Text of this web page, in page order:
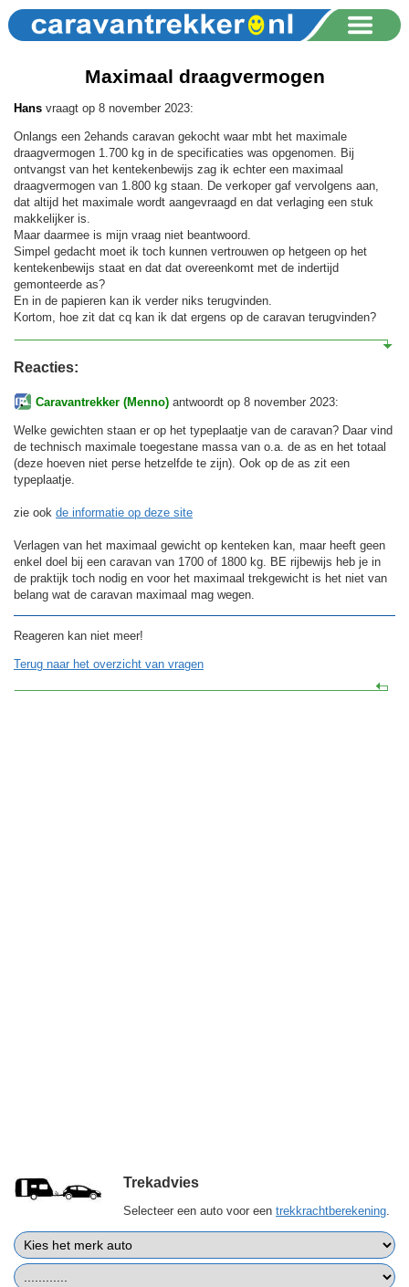
Maximaal draagvermogen
Hans vraagt op 8 november 2023:
Onlangs een 2ehands caravan gekocht waar mbt het maximale
draagvermogen 1.700 kg in de specificaties was opgenomen. Bij
ontvangst van het kentekenbewijs zag ik echter een maximaal
draagvermogen van 1.800 kg staan. De verkoper gaf vervolgens aan,
dat altijd het maximale wordt aangevraagd en dat verlaging een stuk
makkelijker is.
Maar daarmee is mijn vraag niet beantwoord.
Simpel gedacht moet ik toch kunnen vertrouwen op hetgeen op het
kentekenbewijs staat en dat dat overeenkomt met de indertijd
gemonteerde as?
En in de papieren kan ik verder niks terugvinden.
Kortom, hoe zit dat cq kan ik dat ergens op de caravan terugvinden?
Reacties:
Caravantrekker (Menno) antwoordt op 8 november 2023:
Welke gewichten staan er op het typeplaatje van de caravan? Daar vind
de technisch maximale toegestane massa van o.a. de as en het totaal
(deze hoeven niet perse hetzelfde te zijn). Ook op de as zit een
typeplaatje.
zie ook de informatie op deze site
Verlagen van het maximaal gewicht op kenteken kan, maar heeft geen
enkel doel bij een caravan van 1700 of 1800 kg. BE rijbewijs heb je in
de praktijk toch nodig en voor het maximaal trekgewicht is het niet van
belang wat de caravan maximaal mag wegen.
Reageren kan niet meer!
Terug naar het overzicht van vragen
Trekadvies
Selecteer een auto voor een trekkrachtberekening